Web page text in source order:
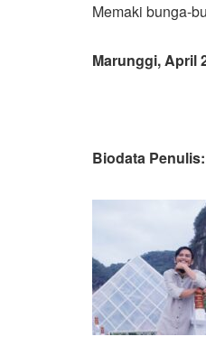
Memaki bunga-
Marunggi, April
Biodata Penulis: